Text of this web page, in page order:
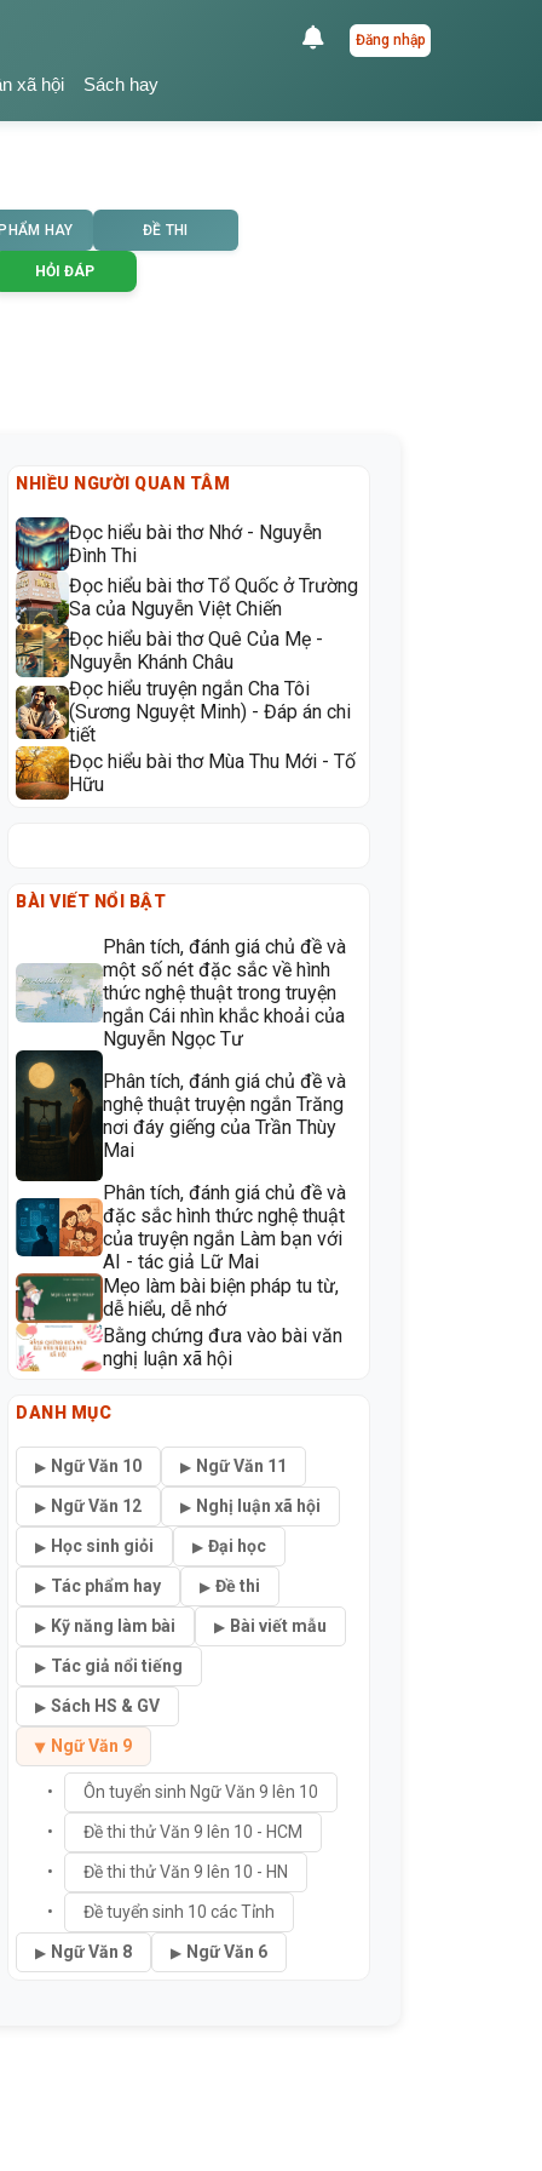
Đăng nhập
xã hội Sách hay
HAY ĐỀ THI
HỎI ĐÁP
NHIỀU NGƯỜI QUAN TÂM
Đọc hiểu bài thơ Nhớ - Nguyễn
Đình Thi
Đọc hiểu bài thơ Tổ Quốc ở Trường
Sa của Nguyễn Việt Chiến
Đọc hiểu bài thơ Quê Của Mẹ -
Nguyễn Khánh Châu
Đọc hiểu truyện ngắn Cha Tôi
(Sương Nguyệt Minh) - Đáp án chi
tiết
Đọc hiểu bài thơ Mùa Thu Mới - Tố
Hữu
BÀI VIẾT NỔI BẬT
Phân tích, đánh giá chủ đề và
một số nét đặc sắc về hình
thức nghệ thuật trong truyện
ngắn Cái nhìn khắc khoải của
Nguyễn Ngọc Tư
Phân tích, đánh giá chủ đề và
nghệ thuật truyện ngắn Trăng
nơi đáy giếng của Trần Thùy
Mai
Phân tích, đánh giá chủ đề và
đặc sắc hình thức nghệ thuật
của truyện ngắn Làm bạn với
AI - tác giả Lữ Mai
Mẹo làm bài biện pháp tu từ,
dễ hiểu, dễ nhớ
Bằng chứng đưa vào bài văn
nghị luận xã hội
DANH MỤC
Ngữ Văn 10 Ngữ Văn 11
Ngữ Văn 12 Nghị luận xã hội
Học sinh giỏi Đại học
Tác phẩm hay Đề thi
Kỹ năng làm bài Bài viết mẫu
Tác giả nổi tiếng
Sách HS & GV
Ngữ Văn 9
Ôn tuyển sinh Ngữ Văn 9 lên 10
Đề thi thử Văn 9 lên 10 - HCM
Đề thi thử Văn 9 lên 10 - HN
Đề tuyển sinh 10 các Tỉnh
Ngữ Văn 8 Ngữ Văn 6